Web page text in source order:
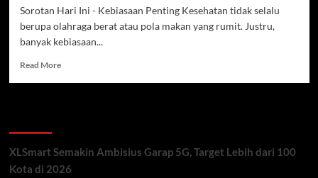
Sorotan Hari Ini - Kebiasaan Penting Kesehatan tidak selalu
berupa olahraga berat atau pola makan yang rumit. Justru,
banyak kebiasaan...
Read MoreRead
Kebiasaan
Ini
XLSmart Semakin Ambisius Garap 5G, Target Lebih dari 100
Kota di 2026